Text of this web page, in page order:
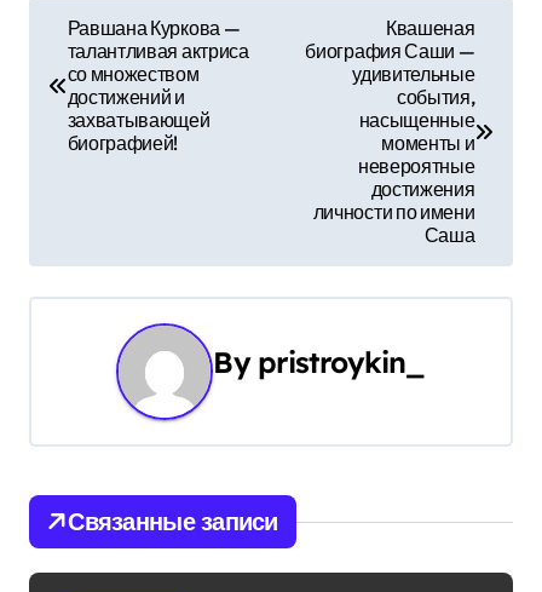
а
о
з
Равшана Куркова —
талантливая актриса
со множеством
достижений и
захватывающей
биографией!
Квашеная
биография Саши —
удивительные
события,
насыщенные
моменты и
невероятные
достижения
личности по имени
Саша
By pristroykin_
Связанные записи